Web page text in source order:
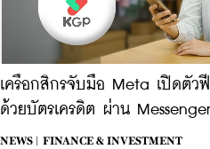
เครือกสิกรจับมือ Meta เปิดตัว
ด้วยบัตรเครดิต ผ่าน
NEWS |
FINANCE & INVESTMENT